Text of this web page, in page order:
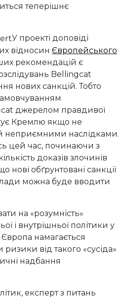
теперішнє
У проекті доповіді
відносин Європейського
рекомендацій є
Bellingcat
нових санкцій. Тобто
джерелом правдивої
Кремлю якщо не
неприємними наслідками.
цей час, починаючи з
доказів злочинів
нові обґрунтовані санкції
можна буде вводити
на «розумність»
і внутрішньої політики у
намагається
від такого «сусіда»
надбання
експерт з питань